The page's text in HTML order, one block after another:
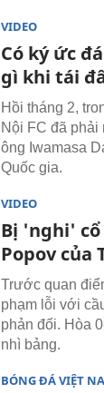
VIDEO
Có ký ức
gì khi tái
Hồi tháng 2,
Nội FC đã phải
ông Iwamasa
Quốc gia.
VIDEO
Bị 'nghi' cổ
Popov của
Trước quan
phạm lỗi với
phản đối. Hòa
nhì bảng.
BÓNG ĐÁ VIỆT